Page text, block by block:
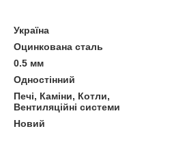
Україна
Оцинкована сталь
0.5 мм
Одностінний
Печі, Каміни, Котли,
Вентиляційні системи
Новий